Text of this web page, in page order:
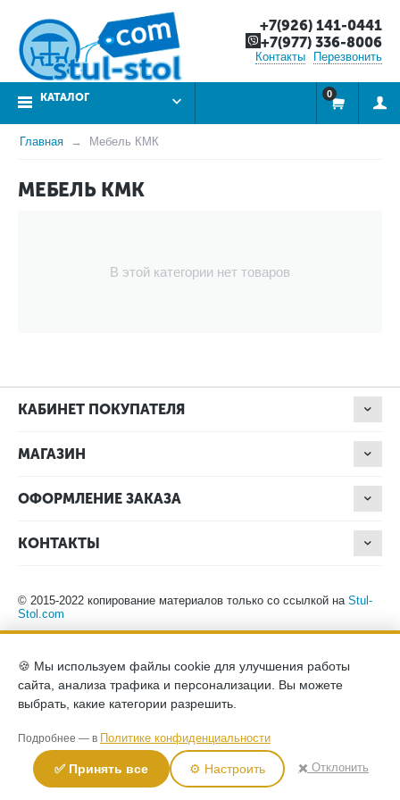
+7(926) 141-0441
+7(977) 336-8006
Контакты Перезвонить
КАТАЛОГ 0
Главная Мебель КМК
МЕБЕЛЬ КМК
В этой категории нет товаров
КАБИНЕТ ПОКУПАТЕЛЯ
МАГАЗИН
ОФОРМЛЕНИЕ ЗАКАЗА
КОНТАКТЫ
© 2015-2022 копирование материалов только со ссылкой на Stul-
Stol.com
Обращаем ваше внимание на то, что данный интернет-сайт носит
исключительно информационный характер и ни при каких
условиях не является публичной офертой, определяемой
положениями Статьи 437 (2) Гражданского кодекса Российской
Федерации. Для получения подробной информации о наличии и
менеджерам компании по телефону.
Политика конфиденциальности хранение и защита персональных
данных
согласие на обработку персональных данных
🍪 Мы используем файлы cookie для улучшения работы
сайта, анализа трафика и персонализации. Вы можете
выбрать, какие категории разрешить.
Подробнее — в Политике конфиденциальности
✅ Принять все ⚙️ Настроить ✖️ Отклонить